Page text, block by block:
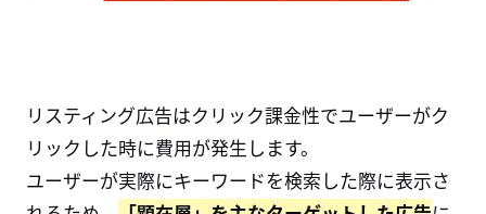
リスティング広告はクリック課金性でユーザーがク
リックした時に費用が発生します。
ユーザーが実際にキーワードを検索した際に表示さ